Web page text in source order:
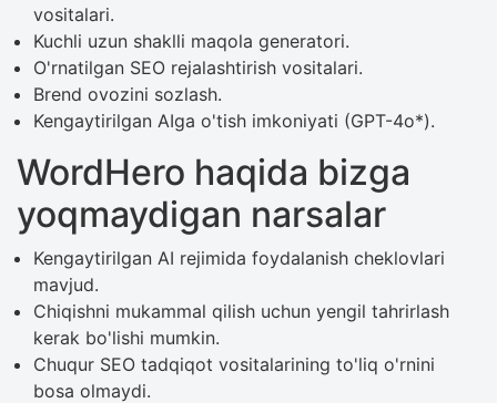
vositalari.
Kuchli uzun shaklli maqola generatori.
O'rnatilgan SEO rejalashtirish vositalari.
Brend ovozini sozlash.
Kengaytirilgan AIga o'tish imkoniyati (GPT-4o*).
WordHero haqida bizga
yoqmaydigan narsalar
Kengaytirilgan AI rejimida foydalanish cheklovlari
mavjud.
Chiqishni mukammal qilish uchun yengil tahrirlash
kerak bo'lishi mumkin.
Chuqur SEO tadqiqot vositalarining to'liq o'rnini
bosa olmaydi.